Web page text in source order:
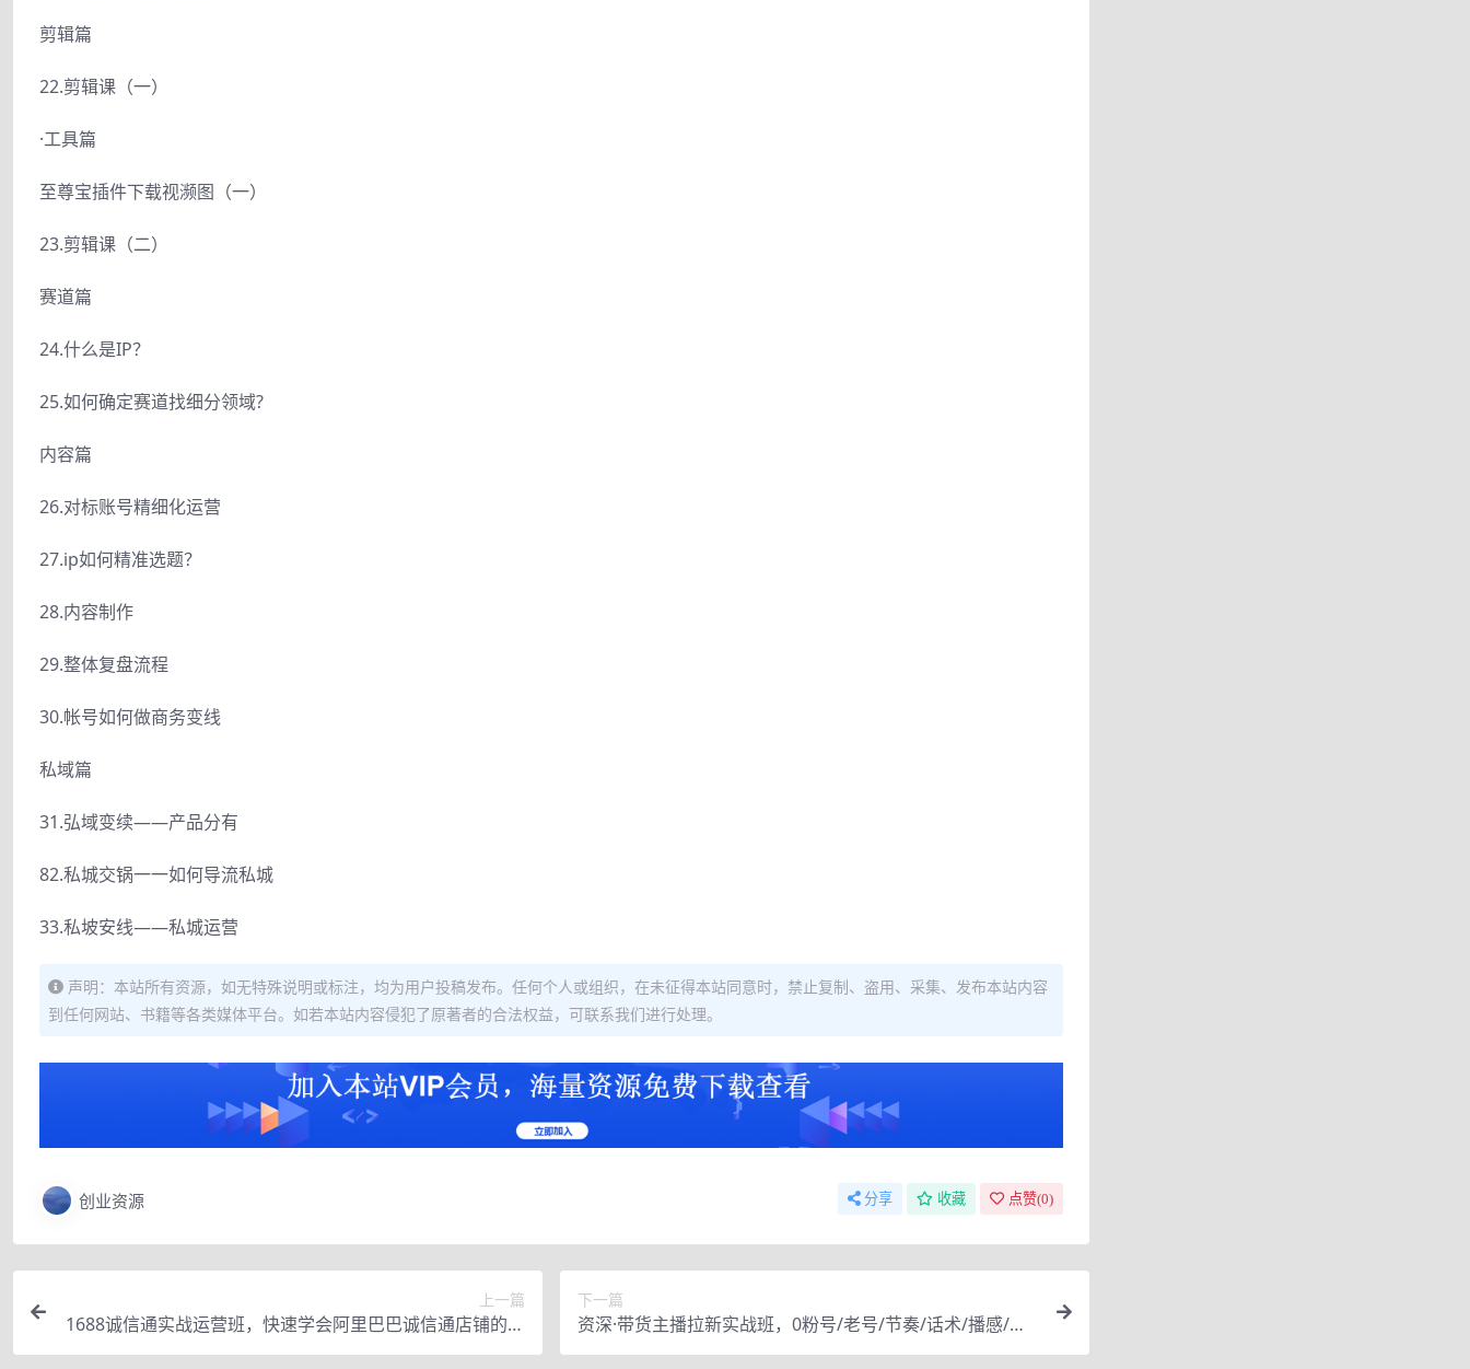
剪辑篇
22.剪辑课（一）
·工具篇
至尊宝插件下载视濒图（一）
23.剪辑课（二）
赛道篇
24.什么是IP？
25.如何确定赛道找细分领域?
内容篇
26.对标账号精细化运营
27.ip如何精准选题？
28.内容制作
29.整体复盘流程
30.帐号如何做商务变线
私域篇
31.弘域变续——产品分有
82.私城交锅一一如何导流私城
33.私坡安线——私城运营
声明：本站所有资源，如无特殊说明或标注，均为用户投稿发布。任何个人或组织，在未征得本站同意时，禁止复制、盗用、采集、发布本站内容
到任何网站、书籍等各类媒体平台。如若本站内容侵犯了原著者的合法权益，可联系我们进行处理。
创业资源 分享 收藏 点赞(0)
上一篇
1688诚信通实战运营班，快速学会阿里巴巴诚信通店铺的运
营(17节课)
下一篇
资深·带货主播拉新实战班，0粉号/老号/节奏/话术/播感/流
量-38节完整版